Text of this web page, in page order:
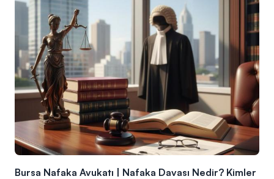
Bursa Nafaka Avukatı | Nafaka Davası Nedir? Kimler